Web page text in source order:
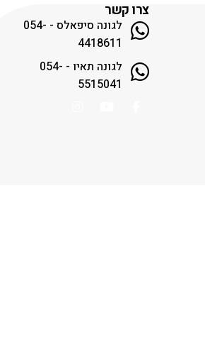
צרו קשר
לגונה סיפאלס - 054-
4418611
לגונה תאיו - 054-
5515041